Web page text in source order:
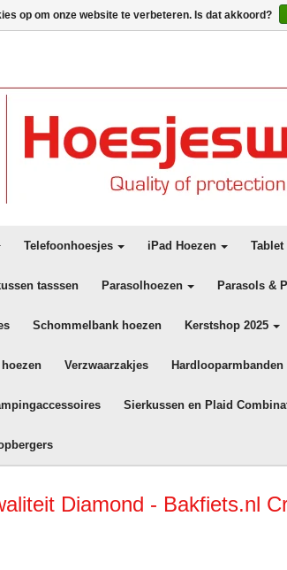
Telefoonhoesjes iPad Hoezen Tablet
tasssen Parasolhoezen Parasols &
Schommelbank hoezen Kerstshop 2025
Verzwaarzakjes Hardlooparmbanden
Sierkussen en Plaid
Diamond - Bakfiets.nl
op om onze website te verbeteren. Is dat akkoord?